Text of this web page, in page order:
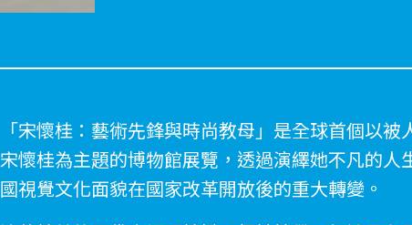
「宋懷桂：藝術先鋒與時尚教母」是全球首個以被
宋懷桂為主題的博物館展覽，透過演繹她不凡的人
國視覺文化面貌在國家改革開放後的重大轉變。